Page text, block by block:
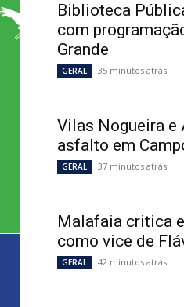
Biblioteca
com
Grande
GERAL 35 minutos atrás
Vilas Nogueira e
asfalto em
GERAL 37 minutos atrás
Malafaia critica
como vice de
GERAL 42 minutos atrás